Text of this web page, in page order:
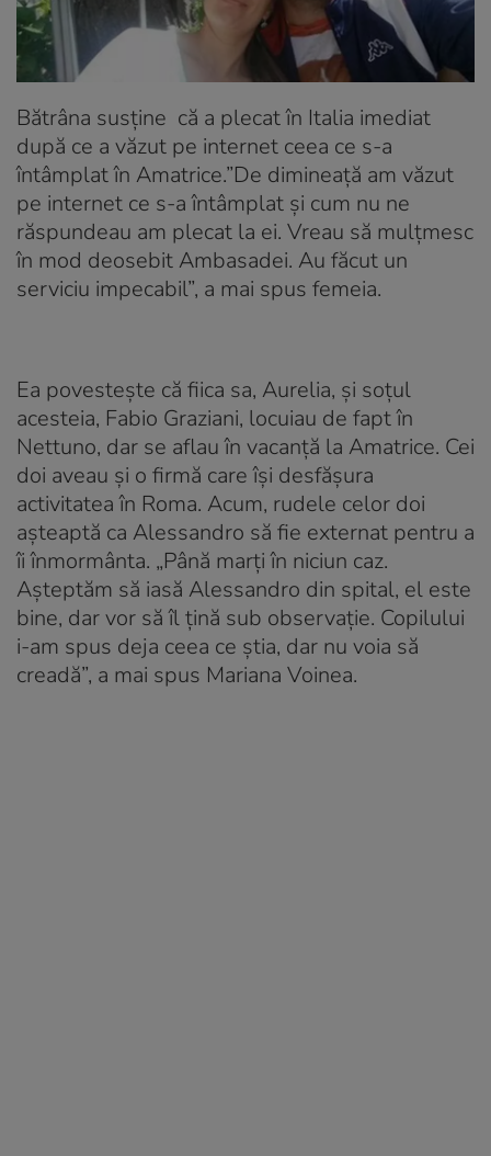
Bătrâna susține că a plecat în Italia imediat
după ce a văzut pe internet ceea ce s-a
întâmplat în Amatrice.”De dimineaţă am văzut
pe internet ce s-a întâmplat şi cum nu ne
răspundeau am plecat la ei. Vreau să mulţmesc
în mod deosebit Ambasadei. Au făcut un
serviciu impecabil”, a mai spus femeia.
Ea povesteşte că fiica sa, Aurelia, şi soţul
acesteia, Fabio Graziani, locuiau de fapt în
Nettuno, dar se aflau în vacanţă la Amatrice. Cei
doi aveau şi o firmă care îşi desfăşura
activitatea în Roma. Acum, rudele celor doi
aşteaptă ca Alessandro să fie externat pentru a
îi înmormânta. „Până marţi în niciun caz.
Aşteptăm să iasă Alessandro din spital, el este
bine, dar vor să îl ţină sub observaţie. Copilului
i-am spus deja ceea ce ştia, dar nu voia să
creadă”, a mai spus Mariana Voinea.